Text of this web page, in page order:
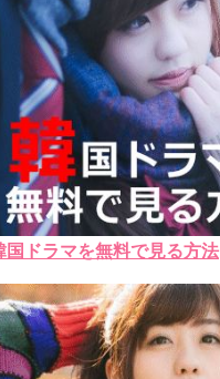
国ドラマを無料で見る方法